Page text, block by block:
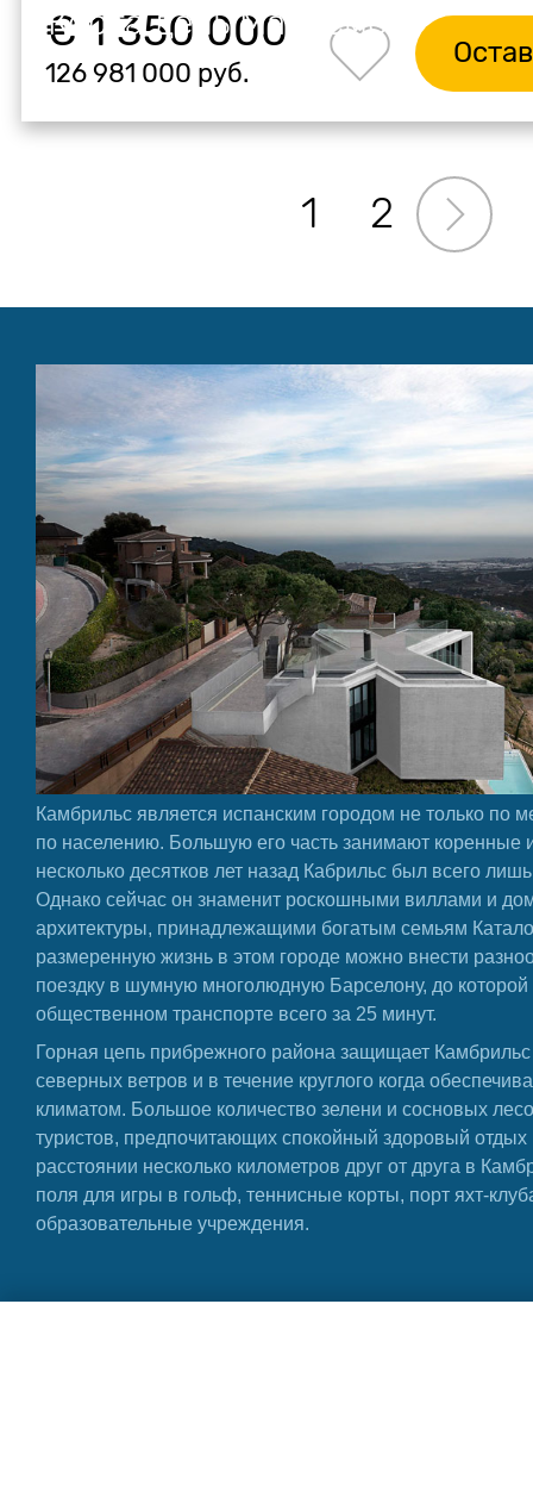
Коста дель Маресме
€ 1 350 000
126 981 000 руб.
1 2
Камбрильс является испанским городом не только по
по населению. Большую его часть занимают коренные
несколько десятков лет назад Кабрильс был всего
Однако сейчас он знаменит роскошными виллами и
архитектуры, принадлежащими богатым семьям
размеренную жизнь в этом городе можно внести
поездку в шумную многолюдную Барселону, до
общественном транспорте всего за 25 минут.
Горная цепь прибрежного района защищает
северных ветров и в течение круглого когда
климатом. Большое количество зелени и сосновых
туристов, предпочитающих спокойный здоровый
расстоянии несколько километров друг от друга в
поля для игры в гольф, теннисные корты, порт яхт-
образовательные учреждения.